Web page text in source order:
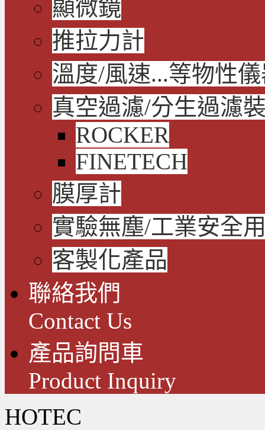
顯微鏡
推拉力計
溫度/風速...等物性
真空過濾/分生過濾
ROCKER
FINETECH
膜厚計
實驗無塵/工業安全
客製化產品
聯絡我們
Contact Us
產品詢問車
Product Inquiry
HOTEC